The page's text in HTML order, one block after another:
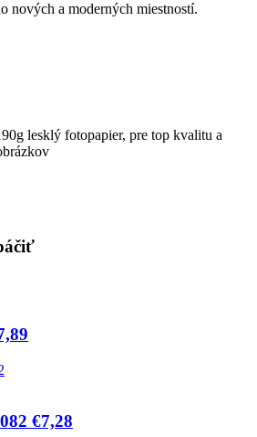
nových a moderných miestností.
lesklý fotopapier, pre top kvalitu a
€7,28